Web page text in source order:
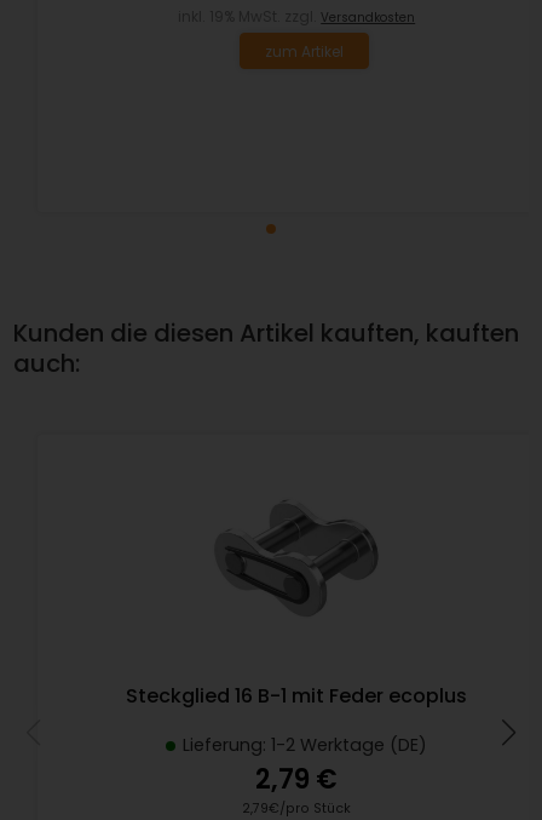
Versandkosten
zum Artikel
Kunden die diesen Artikel kauften, kauften
auch:
Steckglied 16 B-1 mit Feder ecoplus
Lieferung: 1-2 Werktage (DE)
2,79 €
2,79€/pro Stück